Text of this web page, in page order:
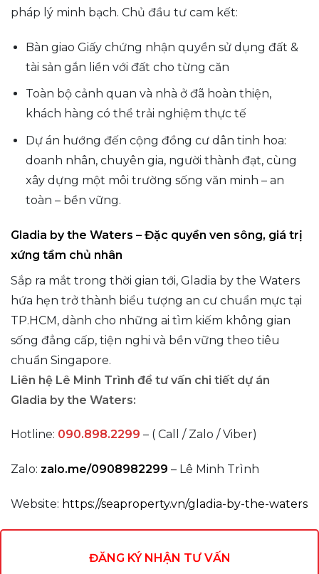
pháp lý minh bạch. Chủ đầu tư cam kết:
Bàn giao Giấy chứng nhận quyền sử dụng đất &
tài sản gắn liền với đất cho từng căn
Toàn bộ cảnh quan và nhà ở đã hoàn thiện,
khách hàng có thể trải nghiệm thực tế
Dự án hướng đến cộng đồng cư dân tinh hoa:
doanh nhân, chuyên gia, người thành đạt, cùng
xây dựng một môi trường sống văn minh – an
toàn – bền vững.
Gladia by the Waters – Đặc quyền ven sông, giá trị
xứng tầm chủ nhân
Sắp ra mắt trong thời gian tới, Gladia by the Waters
hứa hẹn trở thành biểu tượng an cư chuẩn mực tại
TP.HCM, dành cho những ai tìm kiếm không gian
sống đẳng cấp, tiện nghi và bền vững theo tiêu
chuẩn Singapore.
Liên hệ Lê Minh Trình để tư vấn chi tiết dự án
Gladia by the Waters:
Hotline: 090.898.2299 – ( Call / Zalo / Viber)
Zalo: zalo.me/0908982299 – Lê Minh Trình
Website: https://seaproperty.vn/gladia-by-the-waters
ĐĂNG KÝ NHẬN TƯ VẤN